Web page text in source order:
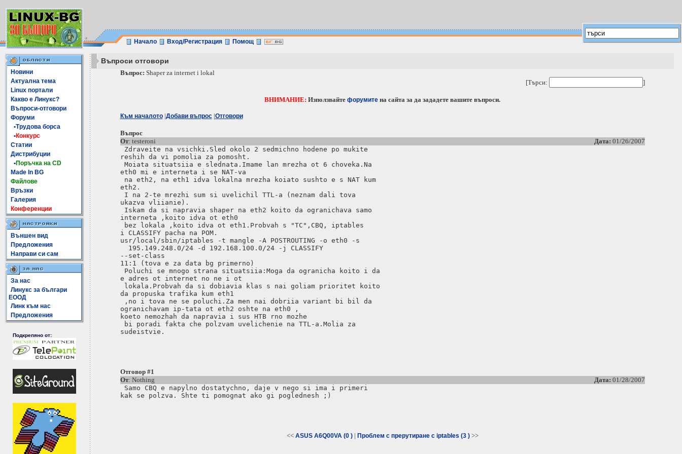
Начало Вход/Регистрация Помощ
Новини
Актуална тема
Linux портали
Какво е Линукс?
Въпроси-отговори
Форуми
•Трудова борса
•Конкурс
Статии
Дистрибуции
•Поръчка на CD
Made In BG
Файлове
Връзки
Галерия
Конференции
Външен вид
Предложения
Направи си сам
За нас
Линукс за българи
ЕООД
Линк към нас
Предложения
Подкрепяно от:
Въпроси отговори
Въпрос: Shaper za internet i lokal
[Търси:
]
ВНИМАНИЕ: Използвайте форумите на сайта за дa зададете вашите въпроси.
Към началото|Добави въпрос|Отговори
Въпрос
От: testeroni Дата: 01/26/2007
Zdraveite na vsichki.Sled okolo 2 sedmichno hodene po mukite
reshih da vi pomolia za pomosht.
Moiata situatsiia e slednata.Imame lan mrezha ot 6 choveka.Na
eth0 mi e interneta i se NAT-va
na eth2, na eth1 idva lokalna mrezha koiato sushto e s NAT kum
eth2.
I na 2-te mrezhi sum si uvelichil TTL-a (neznam dali tova
ukazva vliianie).
Iskam da si napravia shaper na eth2 koito da ogranichava samo
interneta ,koito idva ot eth0
bez lokala ,koito idva ot eth1.Probvah s "TC",CBQ, iptables
i CLASSIFY pacha na POM.
usr/local/sbin/iptables -t mangle -A POSTROUTING -o eth0 -s
195.149.248.0/24 -d 192.168.100.0/24 -j CLASSIFY
--set-class
11:1 (tova e za data bg primerno)
Poluchi se mnogo strana situatsiia:Moga da ogranicha koito i da
e adres ot internet no ne i ot
lokala.Probvah da si dobiavia klas s nai goliam prioritet koito
da propuska trafika kum eth1
,no i tova ne se poluchi.Za men nai dobriia variant bi bil da
ogranichavam ip-tata ot eth2 oshte na eth0 ,
koeto nemozhah da napravia i sus HTB rno mozhe
bi poradi fakta che polzvam uvelichenie na TTL-a.Molia za
sudeistvie.
Отговор #1
От: Nothing Дата: 01/28/2007
Samo CBQ e napylno dostatychno, daje v nego si ima i primeri
kak se polzva. Shte ti pomognat ako gi poglednesh ;)
<< ASUS A6Q00VA (0 )| Проблем с прерутиране с iptables (3 ) >>